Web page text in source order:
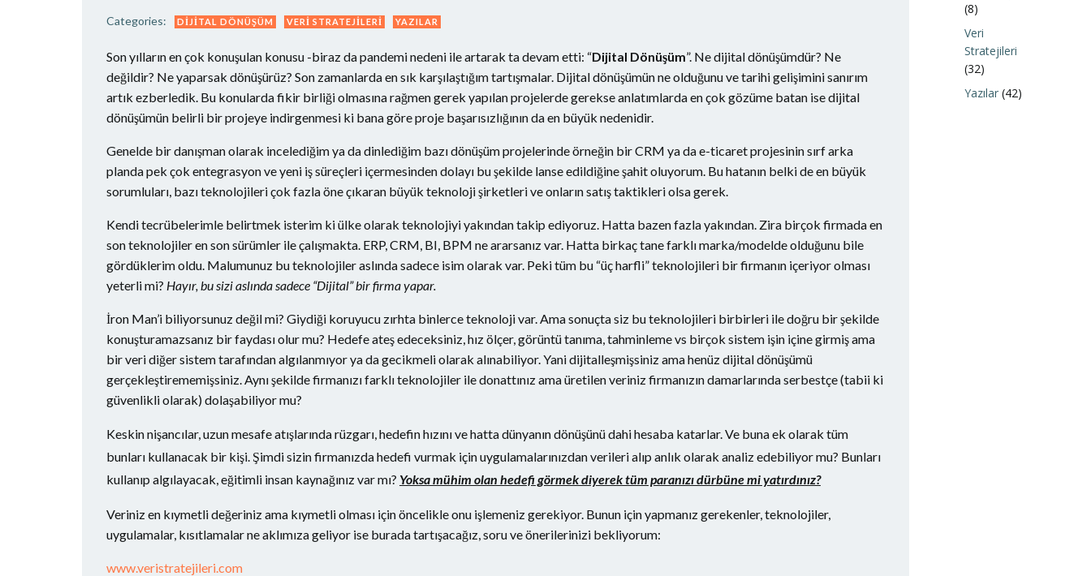
Categories: DIJITAL DÖNÜŞÜM VERI STRATEJILERI YAZILAR
Son yılların en çok konuşulan konusu -biraz da pandemi nedeni ile artarak ta devam etti: “Dijital Dönüşüm”. Ne dijital dönüşümdür? Ne
değildir? Ne yaparsak dönüşürüz? Son zamanlarda en sık karşılaştığım tartışmalar. Dijital dönüşümün ne olduğunu ve tarihi gelişimini sanırım
artık ezberledik. Bu konularda fikir birliği olmasına rağmen gerek yapılan projelerde gerekse anlatımlarda en çok gözüme batan ise dijital
dönüşümün belirli bir projeye indirgenmesi ki bana göre proje başarısızlığının da en büyük nedenidir.
Genelde bir danışman olarak incelediğim ya da dinlediğim bazı dönüşüm projelerinde örneğin bir CRM ya da e-ticaret projesinin sırf arka
planda pek çok entegrasyon ve yeni iş süreçleri içermesinden dolayı bu şekilde lanse edildiğine şahit oluyorum. Bu hatanın belki de en büyük
sorumluları, bazı teknolojileri çok fazla öne çıkaran büyük teknoloji şirketleri ve onların satış taktikleri olsa gerek.
Kendi tecrübelerimle belirtmek isterim ki ülke olarak teknolojiyi yakından takip ediyoruz. Hatta bazen fazla yakından. Zira birçok firmada en
son teknolojiler en son sürümler ile çalışmakta. ERP, CRM, BI, BPM ne ararsanız var. Hatta birkaç tane farklı marka/modelde olduğunu bile
gördüklerim oldu. Malumunuz bu teknolojiler aslında sadece isim olarak var. Peki tüm bu “üç harfli” teknolojileri bir firmanın içeriyor olması
yeterli mi? Hayır, bu sizi aslında sadece “Dijital” bir firma yapar.
İron Man’i biliyorsunuz değil mi? Giydiği koruyucu zırhta binlerce teknoloji var. Ama sonuçta siz bu teknolojileri birbirleri ile doğru bir şekilde
konuşturamazsanız bir faydası olur mu? Hedefe ateş edeceksiniz, hız ölçer, görüntü tanıma, tahminleme vs birçok sistem işin içine girmiş ama
bir veri diğer sistem tarafından algılanmıyor ya da gecikmeli olarak alınabiliyor. Yani dijitalleşmişsiniz ama henüz dijital dönüşümü
gerçekleştirememişsiniz. Aynı şekilde firmanızı farklı teknolojiler ile donattınız ama üretilen veriniz firmanızın damarlarında serbestçe (tabii ki
güvenlikli olarak) dolaşabiliyor mu?
Keskin nişancılar, uzun mesafe atışlarında rüzgarı, hedefin hızını ve hatta dünyanın dönüşünü dahi hesaba katarlar. Ve buna ek olarak tüm
bunları kullanacak bir kişi. Şimdi sizin firmanızda hedefi vurmak için uygulamalarınızdan verileri alıp anlık olarak analiz edebiliyor mu? Bunları
kullanıp algılayacak, eğitimli insan kaynağınız var mı? Yoksa mühim olan hedefi görmek diyerek tüm paranızı dürbüne mi yatırdınız?
Veriniz en kıymetli değeriniz ama kıymetli olması için öncelikle onu işlemeniz gerekiyor. Bunun için yapmanız gerekenler, teknolojiler,
uygulamalar, kısıtlamalar ne aklımıza geliyor ise burada tartışacağız, soru ve önerilerinizi bekliyorum:
www.veristratejileri.com
(8)
Veri
Stratejileri
(32)
Yazılar(42)